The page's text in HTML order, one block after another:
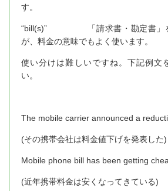
す。
“bill(s)” 「請求書・勘定書」を
が、料金の意味でもよく使います。
使い分けは難しいですね。下記例文
い。
The mobile carrier announced a
(その携帯会社は料金値下げを発表した)
Mobile phone bill has been getting
(近年携帯料金は安くなってきている)